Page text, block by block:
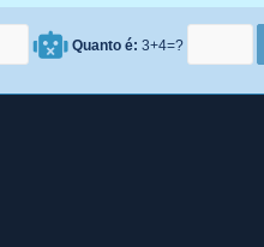
Quanto é: 3+4=?